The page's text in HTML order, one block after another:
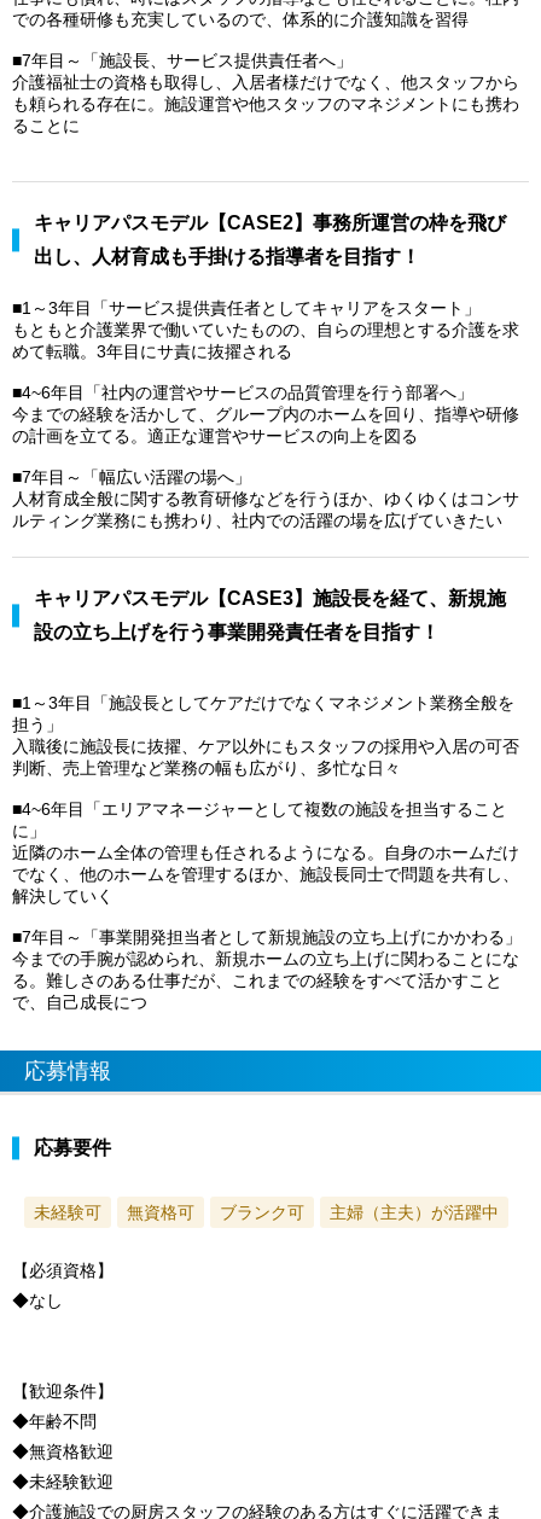
での各種研修も充実しているので、体系的に介護知識を習得
■7年目～「施設長、サービス提供責任者へ」
介護福祉士の資格も取得し、入居者様だけでなく、他スタッフから
も頼られる存在に。施設運営や他スタッフのマネジメントにも携わ
ることに
キャリアパスモデル【CASE2】事務所運営の枠を飛び
出し、人材育成も手掛ける指導者を目指す！
■1～3年目「サービス提供責任者としてキャリアをスタート」
もともと介護業界で働いていたものの、自らの理想とする介護を求
めて転職。3年目にサ責に抜擢される
■4~6年目「社内の運営やサービスの品質管理を行う部署へ」
今までの経験を活かして、グループ内のホームを回り、指導や研修
の計画を立てる。適正な運営やサービスの向上を図る
■7年目～「幅広い活躍の場へ」
人材育成全般に関する教育研修などを行うほか、ゆくゆくはコンサ
ルティング業務にも携わり、社内での活躍の場を広げていきたい
キャリアパスモデル【CASE3】施設長を経て、新規施
設の立ち上げを行う事業開発責任者を目指す！
■1～3年目「施設長としてケアだけでなくマネジメント業務全般を
担う」
入職後に施設長に抜擢、ケア以外にもスタッフの採用や入居の可否
判断、売上管理など業務の幅も広がり、多忙な日々
■4~6年目「エリアマネージャーとして複数の施設を担当すること
に」
近隣のホーム全体の管理も任されるようになる。自身のホームだけ
でなく、他のホームを管理するほか、施設長同士で問題を共有し、
解決していく
■7年目～「事業開発担当者として新規施設の立ち上げにかかわる」
今までの手腕が認められ、新規ホームの立ち上げに関わることにな
る。難しさのある仕事だが、これまでの経験をすべて活かすこと
で、自己成長につ
応募情報
応募要件
未経験可 無資格可 ブランク可 主婦（主夫）が活躍中
【必須資格】
◆なし
【歓迎条件】
◆年齢不問
◆無資格歓迎
◆未経験歓迎
◆介護施設での厨房スタッフの経験のある方はすぐに活躍できま